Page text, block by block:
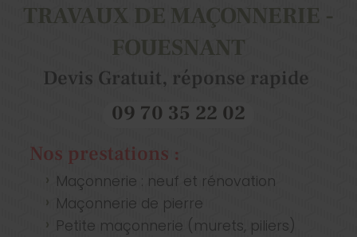
TRAVAUX DE MAÇONNERIE -
FOUESNANT
Devis Gratuit, réponse rapide
09 70 35 22 02
Nos prestations :
Maçonnerie : neuf et rénovation
Maçonnerie de pierre
Petite maçonnerie (murets, piliers)